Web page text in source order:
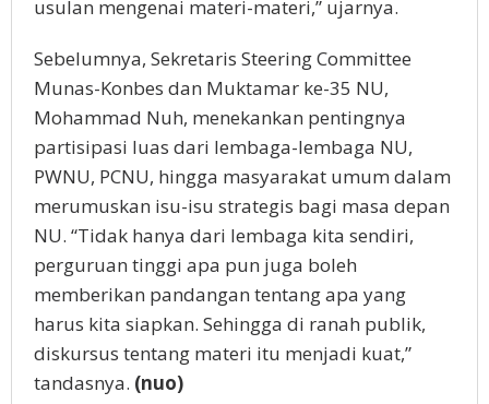
usulan mengenai materi-materi,” ujarnya.
Sebelumnya, Sekretaris Steering Committee
Munas-Konbes dan Muktamar ke-35 NU,
Mohammad Nuh, menekankan pentingnya
partisipasi luas dari lembaga-lembaga NU,
PWNU, PCNU, hingga masyarakat umum dalam
merumuskan isu-isu strategis bagi masa depan
NU. “Tidak hanya dari lembaga kita sendiri,
perguruan tinggi apa pun juga boleh
memberikan pandangan tentang apa yang
harus kita siapkan. Sehingga di ranah publik,
diskursus tentang materi itu menjadi kuat,”
tandasnya. (nuo)